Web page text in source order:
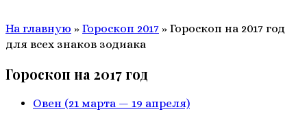
На главную » Гороскоп 2017 » Гороскоп на 2017 год
для всех знаков зодиака
Гороскоп на 2017 год
Овен (21 марта — 19 апреля)